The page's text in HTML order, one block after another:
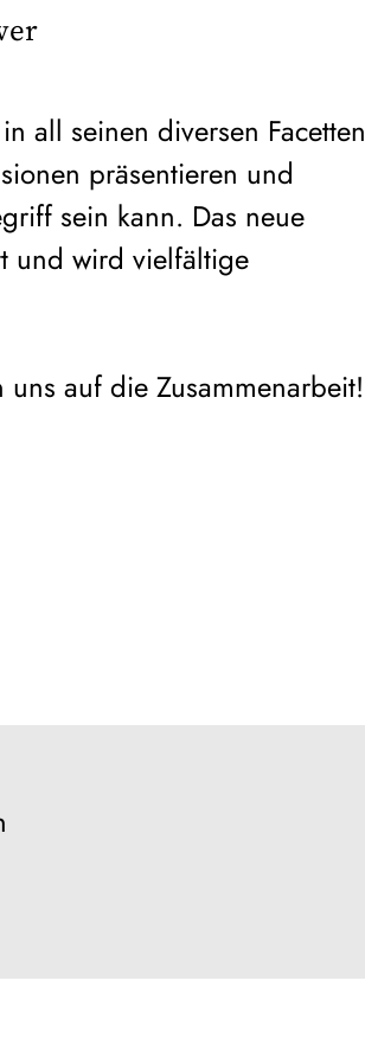
all seinen diversen Facetten
präsentieren und
sein kann. Das neue
und wird vielfältige
auf die Zusammenarbeit!